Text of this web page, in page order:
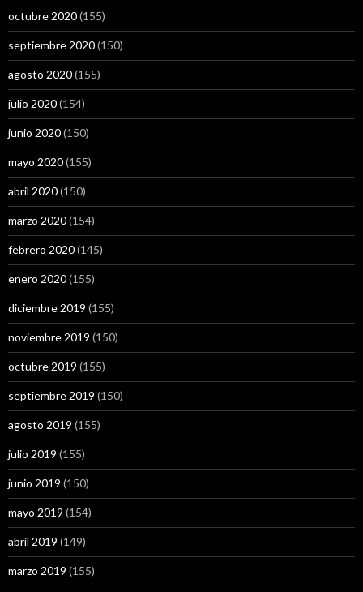
octubre 2020(155)
septiembre 2020(150)
agosto 2020(155)
julio 2020(154)
junio 2020(150)
mayo 2020(155)
abril 2020(150)
marzo 2020(154)
febrero 2020(145)
enero 2020(155)
diciembre 2019 (155)
noviembre 2019 (150)
octubre 2019 (155)
septiembre 2019 (150)
agosto 2019 (155)
julio 2019 (155)
junio 2019 (150)
mayo 2019 (154)
abril 2019 (149)
marzo 2019 (155)